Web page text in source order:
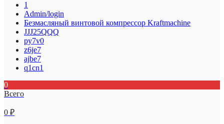
1
Admin/login
Безмасляный винтовой компрессор Kraftmaсhine
JJJ25QQQ
py7v0
z6je7
ajbe7
q1cn1
0
Всего
0 ₽